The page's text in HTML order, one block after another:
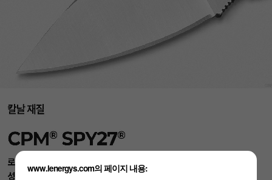
www.lenergys.com의 페이지 내용: